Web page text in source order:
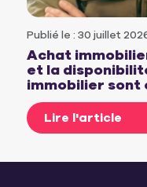
Publié le : 30 juillet
Achat
et la
immobilier sont
Lire l'article